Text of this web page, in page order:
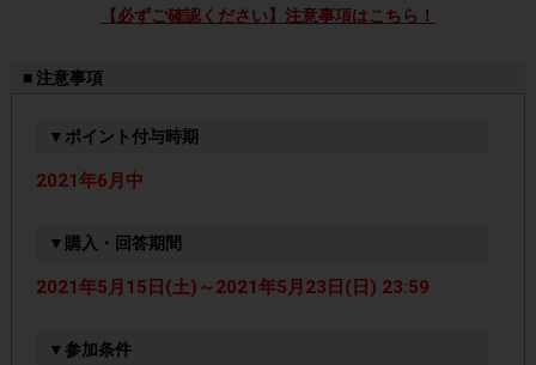
【必ずご確認ください】注意事項はこちら！
■ 注意事項
▼ポイント付与時期
2021年6月中
▼購入・回答期間
2021年5月15日(土)～2021年5月23日(日) 23:59
▼参加条件